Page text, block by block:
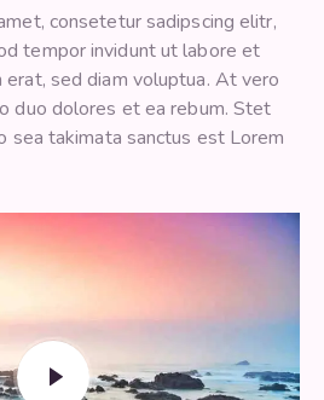
consetetur sadipscing elitr,
tempor invidunt ut labore et
erat, sed diam voluptua. At vero
duo dolores et ea rebum. Stet
sea takimata sanctus est Lorem